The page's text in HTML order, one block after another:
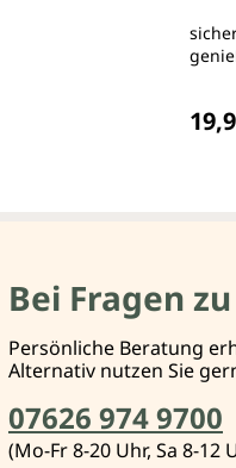
Bei Fragen
Persönliche Beratung
Alternativ nutzen Sie
07626 974 9700
(Mo-Fr 8-20 Uhr, Sa 8-12